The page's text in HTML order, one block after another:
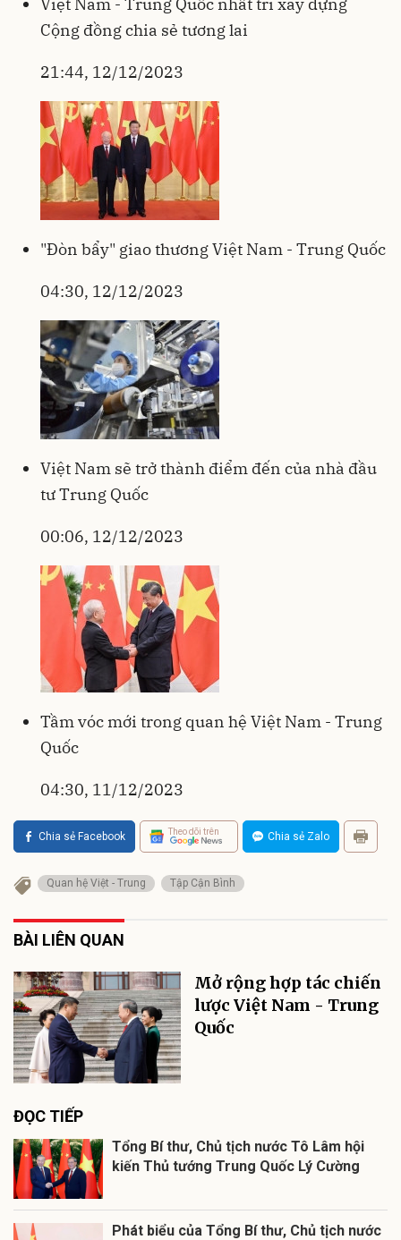
Cộng đồng chia sẻ tương lai
21:44, 12/12/2023
"Đòn bẩy" giao thương Việt Nam - Trung Quốc
04:30, 12/12/2023
Việt Nam sẽ trở thành điểm đến của nhà đầu
tư Trung Quốc
00:06, 12/12/2023
Tầm vóc mới trong quan hệ Việt Nam - Trung
Quốc
04:30, 11/12/2023
Chia sẻ Facebook Theo dõi trên Chia sẻ Zalo
Quan hệ Việt - Trung Tập Cận Bình
BÀI LIÊN QUAN
Mở rộng hợp tác chiến
lược Việt Nam - Trung
Quốc
ĐỌC TIẾP
Tổng Bí thư, Chủ tịch nước Tô Lâm hội
kiến Thủ tướng Trung Quốc Lý Cường
Phát biểu của Tổng Bí thư, Chủ tịch nước